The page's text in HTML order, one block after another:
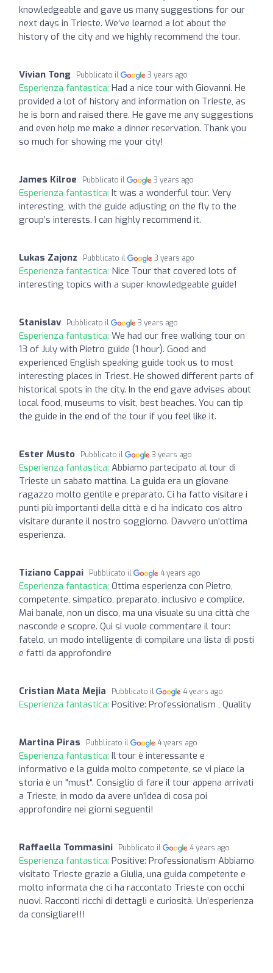
knowledgeable and gave us many suggestions for our
next days in Trieste. We’ve learned a lot about the
history of the city and we highly recommend the tour.
Vivian Tong Pubblicato il 3 years ago
Esperienza fantastica: Had a nice tour with Giovanni. He
provided a lot of history and information on Trieste, as
he is born and raised there. He gave me any suggestions
and even help me make a dinner reservation. Thank you
so much for showing me your city!
James Kilroe Pubblicato il 3 years ago
Esperienza fantastica: It was a wonderful tour. Very
interesting, with the guide adjusting on the fly to the
group’s interests. I can highly recommend it.
Lukas Zajonz Pubblicato il 3 years ago
Esperienza fantastica: Nice Tour that covered lots of
interesting topics with a super knowledgeable guide!
Stanislav Pubblicato il 3 years ago
Esperienza fantastica: We had our free walking tour on
13 of July with Pietro guide (1 hour). Good and
experienced English speaking guide took us to most
interesting places in Triest. He showed different parts of
historical spots in the city. In the end gave advises about
local food, museums to visit, best beaches. You can tip
the guide in the end of the tour if you feel like it.
Ester Musto Pubblicato il 3 years ago
Esperienza fantastica: Abbiamo partecipato al tour di
Trieste un sabato mattina. La guida era un giovane
ragazzo molto gentile e preparato. Ci ha fatto visitare i
punti più importanti della città e ci ha indicato cos altro
visitare durante il nostro soggiorno. Davvero un'ottima
esperienza.
Tiziano Cappai Pubblicato il 4 years ago
Esperienza fantastica: Ottima esperienza con Pietro,
competente, simpatico, preparato, inclusivo e complice.
Mai banale, non un disco, ma una visuale su una città che
nasconde e scopre. Qui si vuole commentare il tour:
fatelo, un modo intelligente di compilare una lista di posti
e fatti da approfondire
Cristian Mata Mejia Pubblicato il 4 years ago
Esperienza fantastica: Positive: Professionalism , Quality
Martina Piras Pubblicato il 4 years ago
Esperienza fantastica: Il tour è interessante e
informativo e la guida molto competente, se vi piace la
storia è un "must". Consiglio di fare il tour appena arrivati
a Trieste, in modo da avere un'idea di cosa poi
approfondire nei giorni seguenti!
Raffaella Tommasini Pubblicato il 4 years ago
Esperienza fantastica: Positive: Professionalism Abbiamo
visitato Trieste grazie a Giulia, una guida competente e
molto informata che ci ha raccontato Trieste con occhi
nuovi. Racconti ricchi di dettagli e curiosità. Un’esperienza
da consigliare!!!